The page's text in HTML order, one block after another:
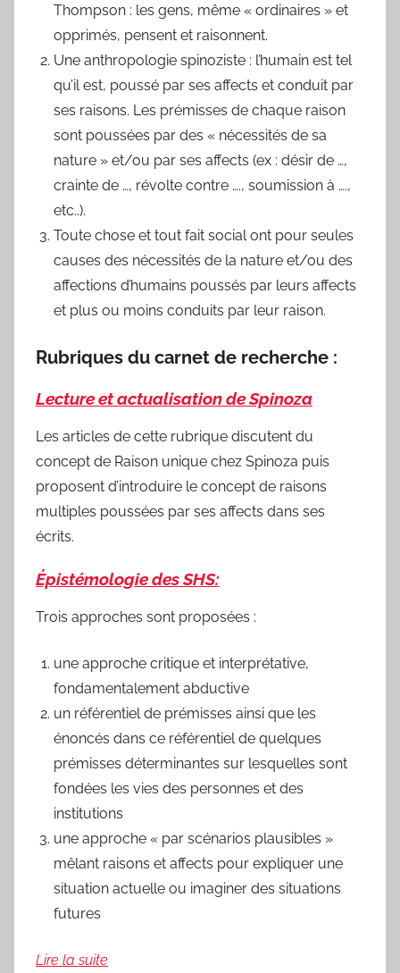
Thompson : les gens, même « ordinaires » et
opprimés, pensent et raisonnent.
Une anthropologie spinoziste : l’humain est tel
qu’il est, poussé par ses affects et conduit par
ses raisons. Les prémisses de chaque raison
sont poussées par des « nécessités de sa
nature » et/ou par ses affects (ex : désir de …,
crainte de …, révolte contre …., soumission à ….,
etc..).
Toute chose et tout fait social ont pour seules
causes des nécessités de la nature et/ou des
affections d’humains poussés par leurs affects
et plus ou moins conduits par leur raison.
Rubriques du carnet de recherche :
Lecture et actualisation de Spinoza
Les articles de cette rubrique discutent du
concept de Raison unique chez Spinoza puis
proposent d’introduire le concept de raisons
multiples poussées par ses affects dans ses
écrits.
Épistémologie des SHS:
Trois approches sont proposées :
une approche critique et interprétative,
fondamentalement abductive
un référentiel de prémisses ainsi que les
énoncés dans ce référentiel de quelques
prémisses déterminantes sur lesquelles sont
fondées les vies des personnes et des
institutions
une approche « par scénarios plausibles »
mêlant raisons et affects pour expliquer une
situation actuelle ou imaginer des situations
futures
Lire la suite